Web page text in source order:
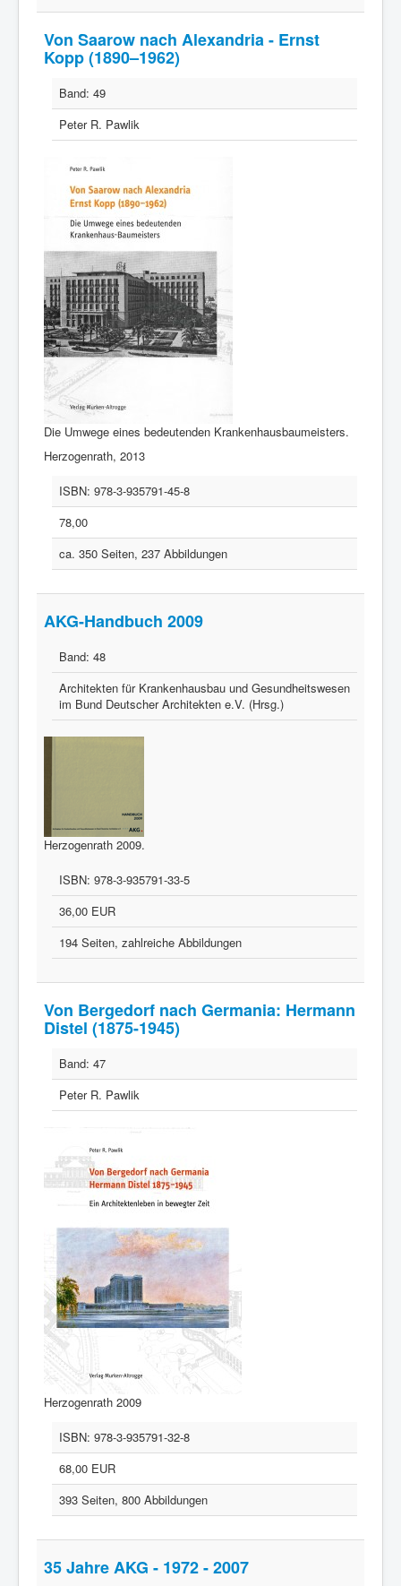
Von Saarow nach Alexandria - Ernst
Kopp (1890–1962)
Band: 49
Peter R. Pawlik
Die Umwege eines bedeutenden Krankenhausbaumeisters.
Herzogenrath, 2013
ISBN: 978-3-935791-45-8
78,00
ca. 350 Seiten, 237 Abbildungen
AKG-Handbuch 2009
Band: 48
Architekten für Krankenhausbau und Gesundheitswesen
im Bund Deutscher Architekten e.V. (Hrsg.)
Herzogenrath 2009.
ISBN: 978-3-935791-33-5
36,00 EUR
194 Seiten, zahlreiche Abbildungen
Von Bergedorf nach Germania: Hermann
Distel (1875-1945)
Band: 47
Peter R. Pawlik
Herzogenrath 2009
ISBN: 978-3-935791-32-8
68,00 EUR
393 Seiten, 800 Abbildungen
35 Jahre AKG - 1972 - 2007